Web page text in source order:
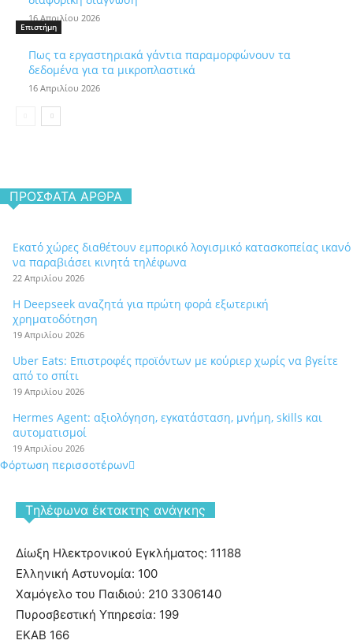
16 Απριλίου 2026
Επιστήμη
Πως τα εργαστηριακά γάντια παραμορφώνουν τα
δεδομένα για τα μικροπλαστικά
16 Απριλίου 2026
ΠΡΌΣΦΑΤΑ ΆΡΘΡΑ
Εκατό χώρες διαθέτουν εμπορικό λογισμικό κατασκοπείας ικανό
να παραβιάσει κινητά τηλέφωνα
22 Απριλίου 2026
Η Deepseek αναζητά για πρώτη φορά εξωτερική
χρηματοδότηση
19 Απριλίου 2026
Uber Eats: Επιστροφές προϊόντων με κούριερ χωρίς να βγείτε
από το σπίτι
19 Απριλίου 2026
Hermes Agent: αξιολόγηση, εγκατάσταση, μνήμη, skills και
αυτοματισμοί
19 Απριλίου 2026
Φόρτωση περισσοτέρων
Tηλέφωνα έκτακτης ανάγκης
Δίωξη Ηλεκτρονικού Εγκλήματος: 11188
Ελληνική Αστυνομία: 100
Χαμόγελο του Παιδιού: 210 3306140
Πυροσβεστική Υπηρεσία: 199
ΕΚΑΒ 166